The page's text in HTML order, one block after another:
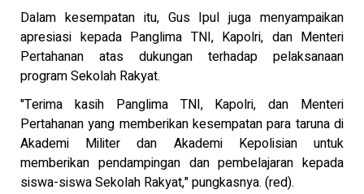
Dalam kesempatan itu, Gus Ipul juga menyampaikan
apresiasi kepada Panglima TNI, Kapolri, dan Menteri
Pertahanan atas dukungan terhadap pelaksanaan
program Sekolah Rakyat.
"Terima kasih Panglima TNI, Kapolri, dan Menteri
Pertahanan yang memberikan kesempatan para taruna di
Akademi Militer dan Akademi Kepolisian untuk
memberikan pendampingan dan pembelajaran kepada
siswa-siswa Sekolah Rakyat," pungkasnya. (red).